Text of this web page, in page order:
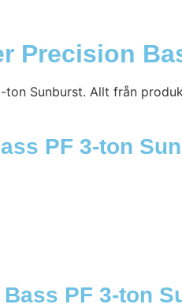
Precision
Sunburst. Allt från
PF 3-ton
PF 3-ton